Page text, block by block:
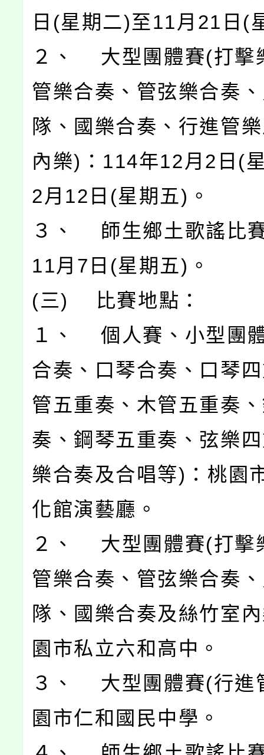
日(星期二)至11月21日(
２、 大型團體賽(打擊
管樂合奏、管弦樂合奏
隊、國樂合奏、行進管
內樂)：114年12月2日(
2月12日(星期五)。
３、 師生鄉土歌謠比
11月7日(星期五)。
(三) 比賽地點：
１、 個人賽、小型團
合奏、口琴合奏、口琴
管五重奏、木管五重奏
奏、鋼琴五重奏、弦樂
樂合奏及合唱等)：桃園
化館演藝廳。
２、 大型團體賽(打擊
管樂合奏、管弦樂合奏
隊、國樂合奏及絲竹室
園市私立六和高中。
３、 大型團體賽(行進
園市仁和國民中學。